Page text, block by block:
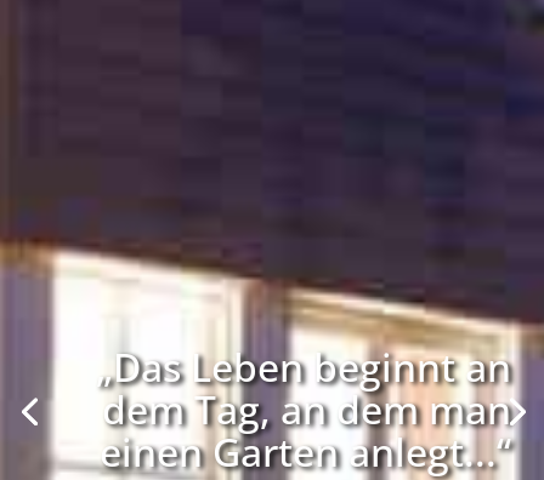
„Das Leben beginnt an
dem Tag, an dem man
einen Garten anlegt...“